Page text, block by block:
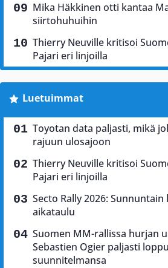
Mika Häkkinen otti kantaa
siirtohuhuihin
Thierry Neuville kritisoi
Pajari eri linjoilla
Luetuimmat
Toyotan data paljasti, mikä
rajuun ulosajoon
Thierry Neuville kritisoi
Pajari eri linjoilla
Secto Rally 2026:
aikataulu
Suomen MM-rallissa hurjan
Sebastien Ogier paljasti
suunnitelmansa